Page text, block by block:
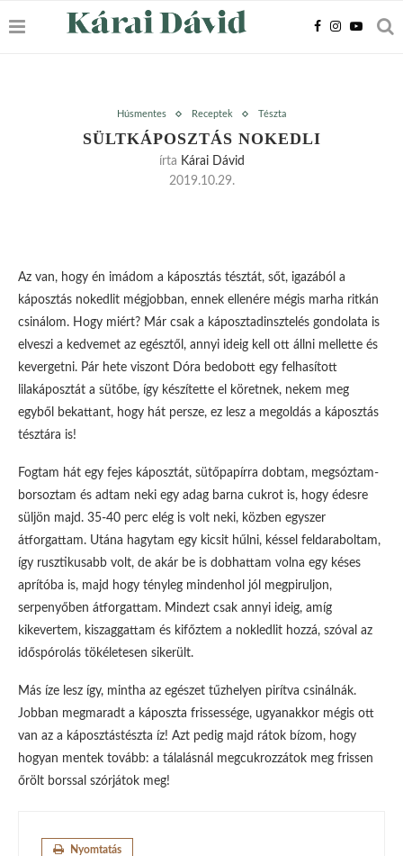
Húsmentes Receptek Tészta
SÜLTKÁPOSZTÁS NOKEDLI
írta Kárai Dávid
2019.10.29.
Az van, hogy én imádom a káposztás tésztát, sőt, igazából a
káposztás nokedlit mégjobban, ennek ellenére mégis marha ritkán
csinálom. Hogy miért? Már csak a káposztadinsztelés gondolata is
elveszi a kedvemet az egésztől, annyi ideig kell ott állni mellette és
kevergetni. Pár hete viszont Dóra bedobott egy felhasított
lilakáposztát a sütőbe, így készítette el köretnek, nekem meg
egyből bekattant, hogy hát persze, ez lesz a megoldás a káposztás
tésztára is!
Fogtam hát egy fejes káposztát, sütőpapírra dobtam, megsóztam-
borsoztam és adtam neki egy adag barna cukrot is, hogy édesre
süljön majd. 35-40 perc elég is volt neki, közben egyszer
átforgattam. Utána hagytam egy kicsit hűlni, késsel feldaraboltam,
így rusztikusabb volt, de akár be is dobhattam volna egy késes
aprítóba is, majd hogy tényleg mindenhol jól megpiruljon,
serpenyőben átforgattam. Mindezt csak annyi ideig, amíg
kikevertem, kiszaggattam és kifőztem a nokledlit hozzá, szóval az
időspórolás tökéletesen sikerült.
Más íze lesz így, mintha az egészet tűzhelyen pirítva csinálnák.
Jobban megmaradt a káposzta frissessége, ugyanakkor mégis ott
van az a káposztástészta íz! Azt pedig majd rátok bízom, hogy
hogyan mentek tovább: a tálalásnál megcukrozzátok meg frissen
őrölt borssal szórjátok meg!
Nyomtatás